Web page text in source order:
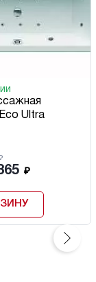
Ultra
₽